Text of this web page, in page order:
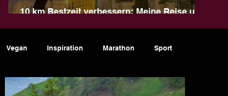
10 km Bestzeit verbessern: Meine Reise und
Vegan Inspiration Marathon Sport